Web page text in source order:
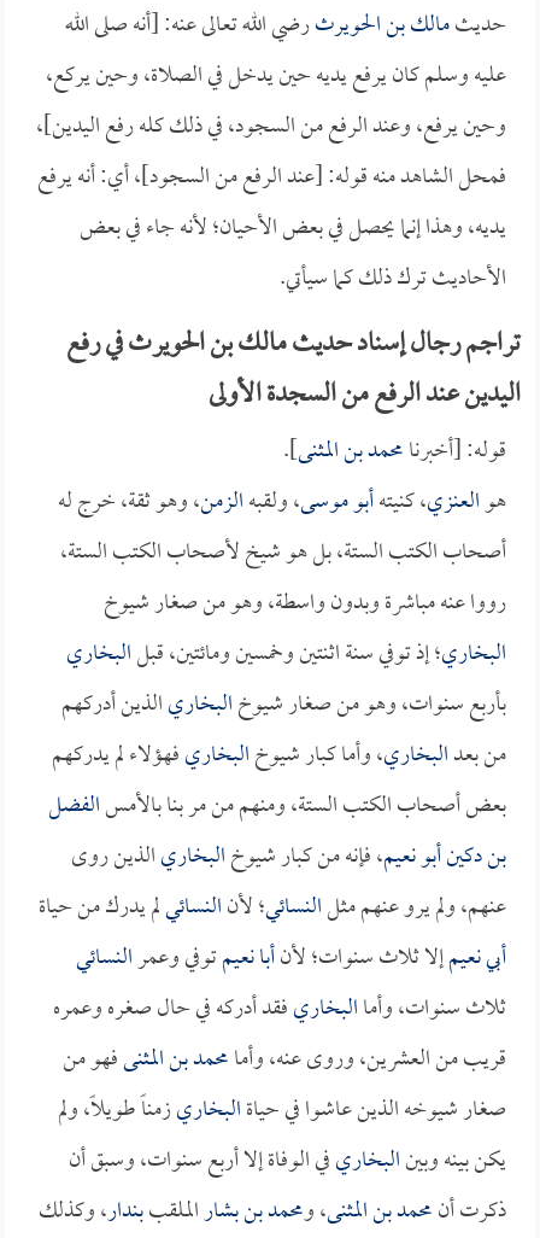
حديثمالك بن الحويرثرضي الله تعالى عنه: [أنه صلى الله
عليه وسلم كان يرفع يديه حين يدخل في الصلاة، وحين يركع،
وحين يرفع، وعند الرفع من السجود، في ذلك كله رفع اليدين]،
فمحل الشاهد منه قوله: [عند الرفع من السجود]، أي: أنه يرفع
يديه، وهذا إنما يحصل في بعض الأحيان؛ لأنه جاء في بعض
الأحاديث ترك ذلك كما سيأتي.
تراجم رجال إسناد حديث مالك بن الحويرث في رفع
اليدين عند الرفع من السجدة الأولى
قوله: [أخبرنامحمد بن المثنى].
هوالعنزي، كنيتهأبو موسى، ولقبهالزمن، وهو ثقة، خرج له
أصحاب الكتب الستة، بل هو شيخ لأصحاب الكتب الستة،
رووا عنه مباشرة وبدون واسطة، وهو من صغار شيوخ
البخاري؛ إذ توفي سنة اثنتين وخمسين ومائتين، قبلالبخاري
بأربع سنوات، وهو من صغار شيوخالبخاريالذين أدركهم
من بعدالبخاري، وأما كبار شيوخالبخاريفهؤلاء لم يدركهم
بعض أصحاب الكتب الستة، ومنهم من مر بنا بالأمسالفضل
بن دكين أبو نعيم، فإنه من كبار شيوخالبخاريالذين روى
عنهم، ولم يرو عنهم مثلالنسائي؛ لأنالنسائيلم يدرك من حياة
أبي نعيمإلا ثلاث سنوات؛ لأنأبا نعيمتوفي وعمرالنسائي
ثلاث سنوات، وأماالبخاريفقد أدركه في حال صغره وعمره
قريب من العشرين، وروى عنه، وأمامحمد بن المثنىفهو من
صغار شيوخه الذين عاشوا في حياةالبخاريزمناً طويلاً، ولم
يكن بينه وبينالبخاريفي الوفاة إلا أربع سنوات، وسبق أن
ذكرت أنمحمد بن المثنى، ومحمد بن بشارالملقببندار، وكذلك